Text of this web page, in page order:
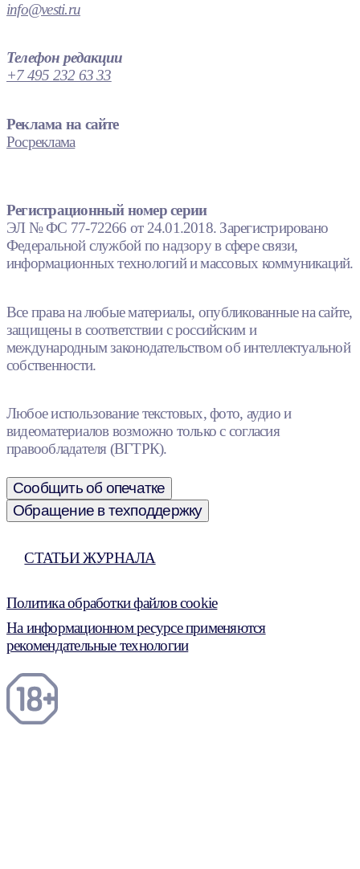
info@vesti.ru
Телефон редакции
+7 495 232 63 33
Реклама на сайте
Росреклама
Регистрационный номер серии
ЭЛ № ФС 77-72266 от 24.01.2018. Зарегистрировано
Федеральной службой по надзору в сфере связи,
информационных технологий и массовых коммуникаций.
Все права на любые материалы, опубликованные на сайте,
защищены в соответствии с российским и
международным законодательством об интеллектуальной
собственности.
Любое использование текстовых, фото, аудио и
видеоматериалов возможно только с согласия
правообладателя (ВГТРК).
Сообщить об опечатке
Обращение в техподдержку
СТАТЬИ ЖУРНАЛА
Политика обработки файлов cookie
На информационном ресурсе применяются
рекомендательные технологии